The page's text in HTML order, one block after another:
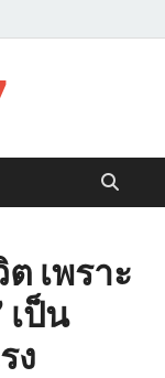
เพราะ
เป็น
ง